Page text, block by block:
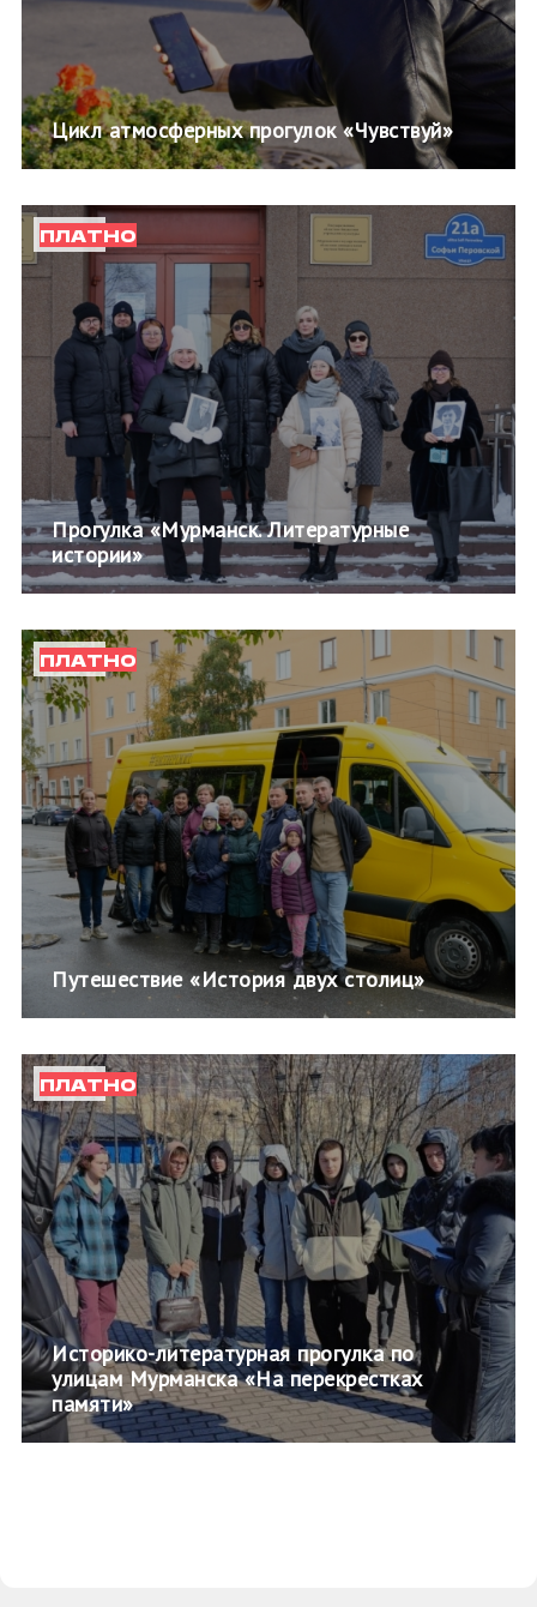
Цикл атмосферных прогулок «Чувствуй»
ПЛАТНО
Прогулка «Мурманск. Литературные
истории»
ПЛАТНО
Путешествие «История двух столиц»
ПЛАТНО
Историко-литературная прогулка по
улицам Мурманска «На перекрестках
памяти»